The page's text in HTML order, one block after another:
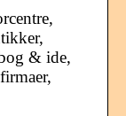
& ide,